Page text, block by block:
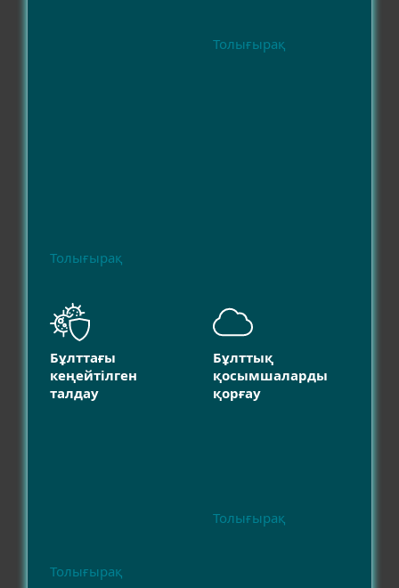
Толығырақ
Толығырақ
Бұлттағы
кеңейтілген
талдау
Толығырақ
Бұлттық
қосымшаларды
қорғау
Толығырақ